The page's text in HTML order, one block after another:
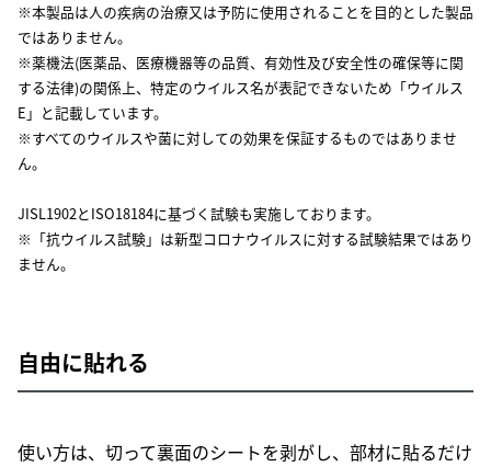
※本製品は人の疾病の治療又は予防に使用されることを目的とした製品
ではありません。
※薬機法(医薬品、医療機器等の品質、有効性及び安全性の確保等に関
する法律)の関係上、特定のウイルス名が表記できないため「ウイルス
E」と記載しています。
※すべてのウイルスや菌に対しての効果を保証するものではありませ
ん。
JISL1902とISO18184に基づく試験も実施しております。
※「抗ウイルス試験」は新型コロナウイルスに対する試験結果ではあり
ません。
自由に貼れる
使い方は、切って裏面のシートを剥がし、部材に貼るだけ